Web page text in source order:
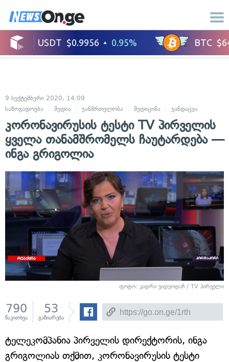
9 სექტემბერი 2020, 14:09
საზოგადოება
მედია ჯანმრთელობა მედიცინა ჯანდაცვა
კორონავირუსის ტესტი TV პირველის
ყველა თანამშრომელს ჩაუტარდება —
ინგა გრიგოლია
ფოტო: კადრი ვიდეოდან / TV პირველი
790
წაკითხვა
53
გაზიარება
ტელეკომპანია პირველის დირექტორის, ინგა
გრიგოლიას თქმით, კორონავირუსის ტესტი